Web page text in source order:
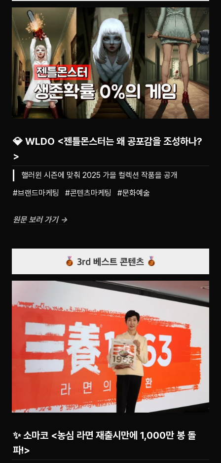
💎 WLDO <젠틀몬스터는 왜 공포감을 조성하나?
>
핼러윈 시즌에 맞춰 2025 가을 컬렉션 작품을 공개
#브랜드마케팅   #콘텐츠마케팅   #문화예술
원문 보러 가기 →
✨ 소마코 <농심 라면 재출시만에 1,000만 봉 돌
파!>